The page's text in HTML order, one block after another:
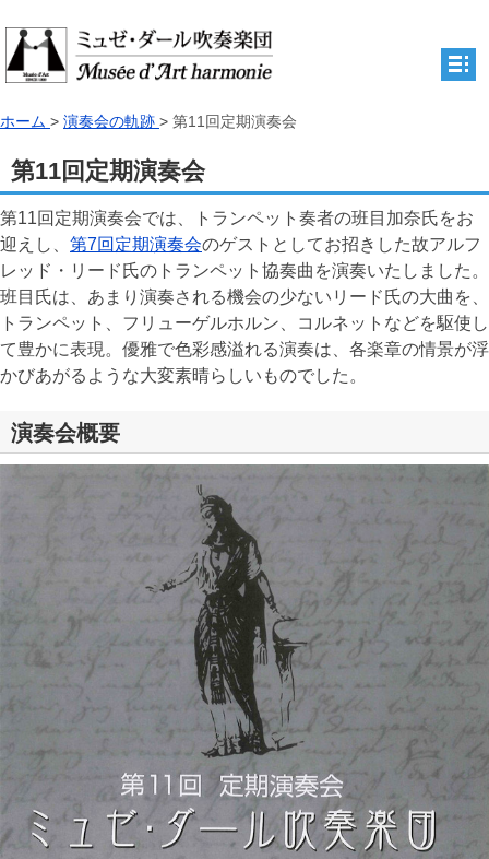
楽団紹介・実績
活動予定
演奏会の軌跡
団員募集
よくあるご質問
サイトマップ
お問い合わせ
ホーム > 演奏会の軌跡 > 第11回定期演奏会
第11回定期演奏会
第11回定期演奏会では、トランペット奏者の班目加奈氏をお
迎えし、 第7回定期演奏会のゲストとしてお招きした故アルフ
レッド・リード氏のトランペット協奏曲を演奏いたしました。
班目氏は、あまり演奏される機会の少ないリード氏の大曲を、
トランペット、フリューゲルホルン、コルネットなどを駆使し
て豊かに表現。優雅で色彩感溢れる演奏は、各楽章の情景が浮
かびあがるような大変素晴らしいものでした。
演奏会概要